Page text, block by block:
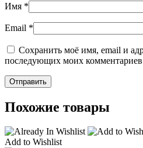
Имя *
Email *
Сохранить моё имя, email и
последующих моих
Похожие товары
Add to Wishlist